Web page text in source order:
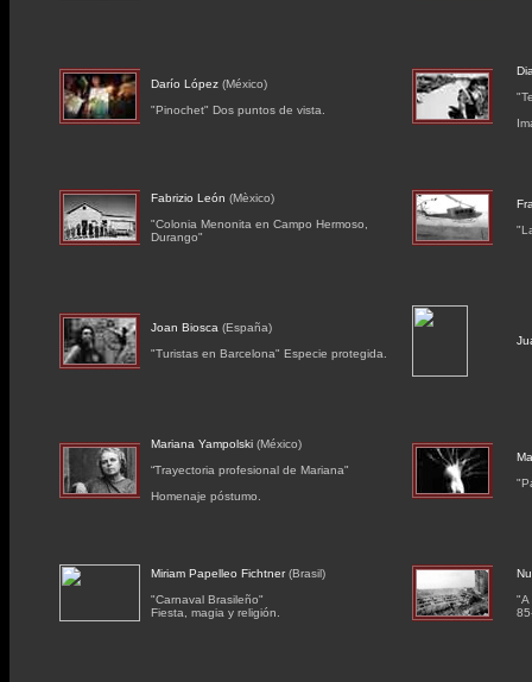
Darío López (México)
"Pinochet" Dos puntos de vista.
Fabrizio León (Mèxico)
"Colonia Menonita en Campo Hermoso,
Durango"
Joan Biosca (España)
"Turistas en Barcelona" Especie protegida.
Mariana Yampolski (México)
“Trayectoria profesional de Mariana"
Homenaje póstumo.
Miriam Papelleo Fichtner(Brasil)
"Carnaval Brasileño"
Fiesta, magia y religión.
"A